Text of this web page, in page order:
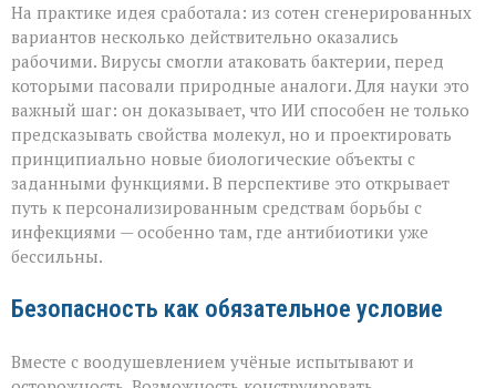
На практике идея сработала: из сотен сгенерированных
вариантов несколько действительно оказались
рабочими. Вирусы смогли атаковать бактерии, перед
которыми пасовали природные аналоги. Для науки это
важный шаг: он доказывает, что ИИ способен не только
предсказывать свойства молекул, но и проектировать
принципиально новые биологические объекты с
заданными функциями. В перспективе это открывает
путь к персонализированным средствам борьбы с
инфекциями — особенно там, где антибиотики уже
бессильны.
Безопасность как обязательное условие
Вместе с воодушевлением учёные испытывают и